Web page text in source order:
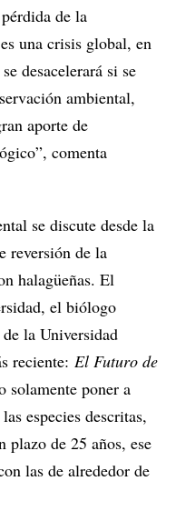
de la
una crisis global, en
desacelerará si se
ambiental,
aporte de
comenta
se discute desde la
reversión de la
halagüeñas. El
el biólogo
la Universidad
reciente: El Futuro de
solamente poner a
especies descritas,
plazo de 25 años, ese
las de alrededor de